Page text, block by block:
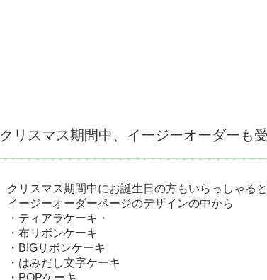
クリスマス期間中、イージーオーダーも
クリスマス期間中にお誕生日の方もいらっしゃる
イージーオーダーページのデザインの中から
・ティアラケーキ・
・布リボンケーキ
・BIGリボンケーキ
・はみだし文字ケーキ
・POPケーキ